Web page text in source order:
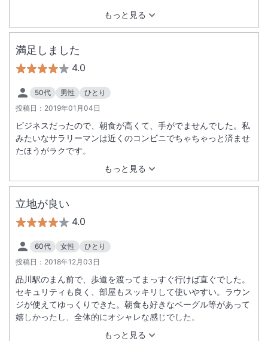
もっと見る
満足しました
4.0
50代 男性
ひとり
投稿日： 2019年01月04日
もっと見る
ビジネスだったので、朝食が高くて、手がでませんでした。私
みたいなサラリーマンは近くのコンビニでちゃちゃっと済ませ
たほうがラクです。
立地が良い
4.0
60代 女性
ひとり
投稿日： 2018年12月03日
もっと見る
品川駅のまん前で、歩道を渡ってまっすぐ行けば直ぐでした。
セキュリティも良く、部屋もスッキリして使いやすい。ラウン
ジが使えてゆっくりできた。朝食も好きなベーグル等があって
嬉しかったし、全体的にオシャレな感じでした。